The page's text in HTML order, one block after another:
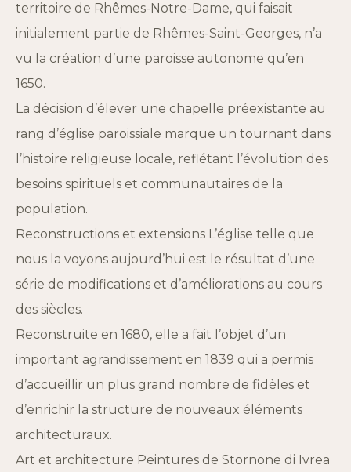
territoire de Rhêmes-Notre-Dame, qui faisait
initialement partie de Rhêmes-Saint-Georges, n’a
vu la création d’une paroisse autonome qu’en
1650.
La décision d’élever une chapelle préexistante au
rang d’église paroissiale marque un tournant dans
l’histoire religieuse locale, reflétant l’évolution des
besoins spirituels et communautaires de la
population.
Reconstructions et extensions L’église telle que
nous la voyons aujourd’hui est le résultat d’une
série de modifications et d’améliorations au cours
des siècles.
Reconstruite en 1680, elle a fait l’objet d’un
important agrandissement en 1839 qui a permis
d’accueillir un plus grand nombre de fidèles et
d’enrichir la structure de nouveaux éléments
architecturaux.
Art et architecture Peintures de Stornone di Ivrea